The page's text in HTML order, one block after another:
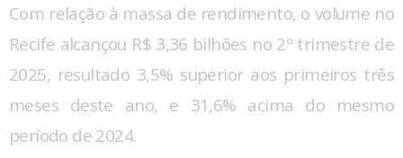
Com relação à massa de rendimento, o volume no
Recife alcançou R$ 3,36 bilhões no 2º trimestre de
2025, resultado 3,5% superior aos primeiros três
meses deste ano, e 31,6% acima do mesmo
período de 2024.